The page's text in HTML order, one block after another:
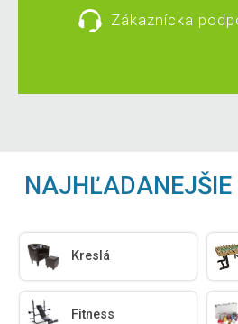
Zákaznícka
NAJHĽADANEJŠIE
Kreslá
Fitness